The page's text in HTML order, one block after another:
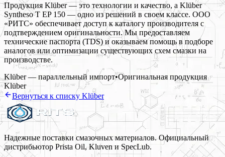
Продукция Klüber — это технологии и качество, а Klüber
Syntheso T EP 150 — одно из решений в своем классе. ООО
«РИТС» обеспечивает доступ к каталогу производителя с
подтверждением оригинальности. Мы предоставляем
технические паспорта (TDS) и оказываем помощь в подборе
аналогов или оптимизации существующих схем смазки на
производстве.
Klüber — параллельный импорт•Оригинальная продукция
Klüber
Вернуться к списку Klüber
Надежные поставки смазочных материалов. Официальный
дистрибьютор Prista Oil, Kluven и SpecLub.